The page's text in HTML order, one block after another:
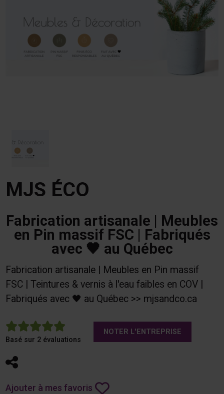
MJS ÉCO
Fabrication artisanale | Meubles
en Pin massif FSC | Fabriqués
avec 🖤 au Québec
Fabrication artisanale | Meubles en Pin massif
FSC | Teintures & vernis à l'eau faibles en COV |
Fabriqués avec 🖤 au Québec >> mjsandco.ca
5
Basé sur 2 évaluations
NOTER L'ENTREPRISE
Partager
Ajouter à mes favoris